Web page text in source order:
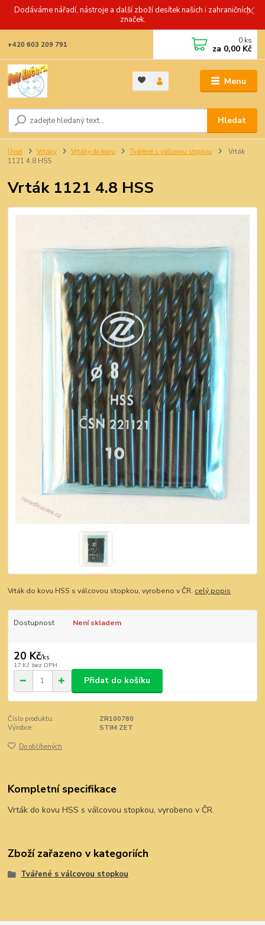
Dodáváme nářadí, nástroje a další zboží desítek našich i zahraničních
značek.
Menu
Hledat
+420 603 209 791 0 ks
za 0,00 Kč
Úvod Vrtáky Vrtáky do kovu Tvářené s válcovou stopkou
Vrták
1121 4.8 HSS
Vrták 1121 4.8 HSS
Vrták do kovu HSS s válcovou stopkou, vyrobeno v ČR. celý popis
Dostupnost Není skladem
20 Kč/ks
17 Kč bez DPH
Přidat do košíku
Číslo produktu:
ZR100780
Výrobce:
STIM ZET
Do oblíbených
Kompletní specifikace
Vrták do kovu HSS s válcovou stopkou, vyrobeno v ČR.
Zboží zařazeno v kategoriích
Tvářené s válcovou stopkou